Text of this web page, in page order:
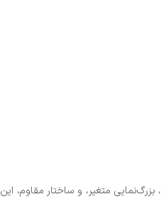
دوربین تفنگ دیسکاوری VT3 3-12×44 SF-FFP ترکیبی از فناوری پیشرفته و طراحی کاربردی است که برای هر تیرانداز، از مبتدی تا حرفه‌ای، انتخابی ایده‌آل به شمار می‌رود. قابلیت‌هایی مانند رتیکل FFP، بزرگ‌نمایی متغیر، و ساختار مقاوم، این